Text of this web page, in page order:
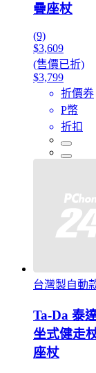
疊座杖
(9)
$3,609
(售價已折)
$3,799
折價券
P幣
折扣
台灣製自動
Ta-Da 泰
坐式健走
座杖